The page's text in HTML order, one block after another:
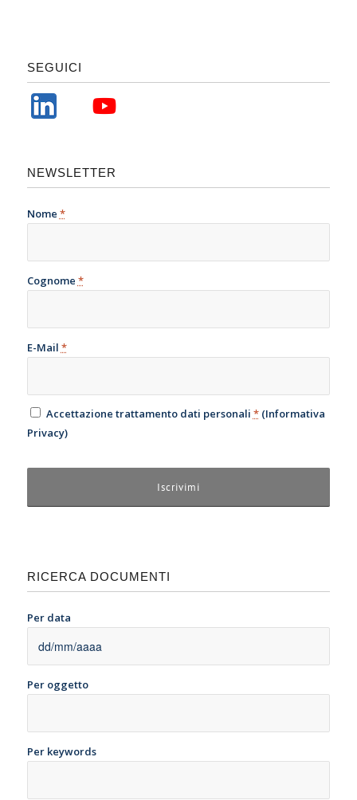
SEGUICI
NEWSLETTER
Nome *
Cognome *
E-Mail *
Accettazione trattamento dati personali *(Informativa
Privacy)
RICERCA DOCUMENTI
Per data
Per oggetto
Per keywords